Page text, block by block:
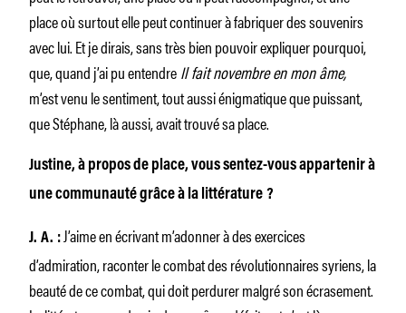
place où surtout elle peut continuer à fabriquer des souvenirs
avec lui. Et je dirais, sans très bien pouvoir expliquer pourquoi,
que, quand j’ai pu entendreIl fait novembre en mon âme,
m’est venu le sentiment, tout aussi énigmatique que puissant,
que Stéphane, là aussi, avait trouvé sa place.
Justine, à propos de place, vous sentez-vous appartenir à
une communauté grâce à la littérature ?
J. A. : J’aime en écrivant m’adonner à des exercices
d’admiration, raconter le combat des révolutionnaires syriens, la
beauté de ce combat, qui doit perdurer malgré son écrasement.